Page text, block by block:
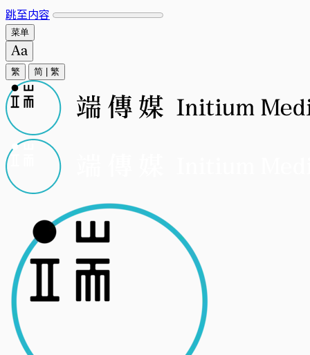
跳至内容
菜单
繁 简 繁